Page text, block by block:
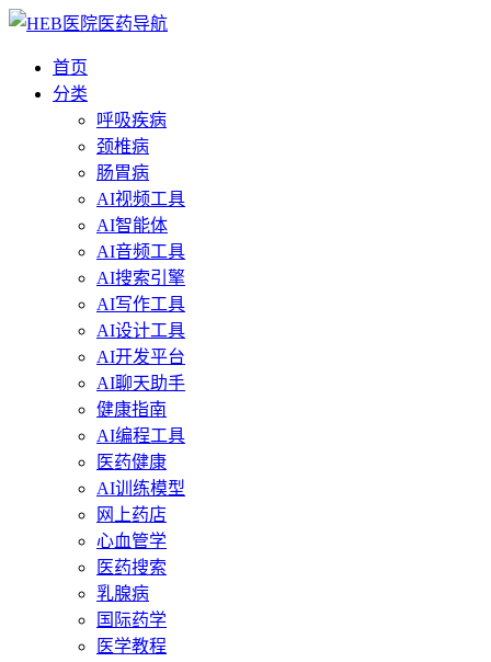
首页
分类
呼吸疾病
颈椎病
肠胃病
AI视频工具
AI智能体
AI音频工具
AI搜索引擎
AI写作工具
AI设计工具
AI开发平台
AI聊天助手
健康指南
AI编程工具
医药健康
AI训练模型
网上药店
心血管学
医药搜索
乳腺病
国际药学
医学教程